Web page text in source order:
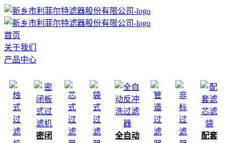
首页
关于我们
产品中心
密闭
全自动
配套